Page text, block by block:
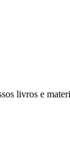
livros e